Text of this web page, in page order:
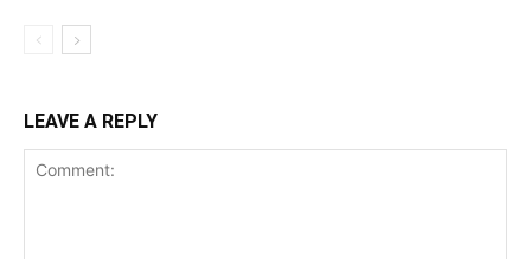
LEAVE A REPLY